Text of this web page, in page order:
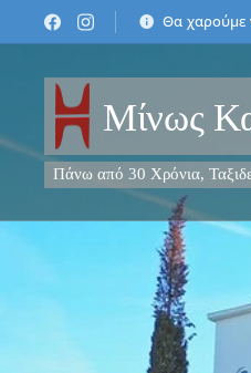
Θα χαρούμε
Μίνως
Πάνω από 30 Χρόνια,